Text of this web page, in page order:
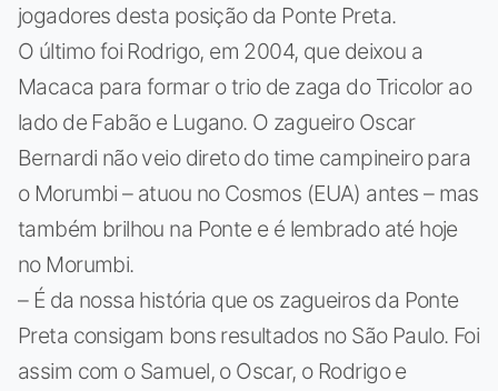
jogadores desta posição da Ponte Preta.
O último foi Rodrigo, em 2004, que deixou a
Macaca para formar o trio de zaga do Tricolor ao
lado de Fabão e Lugano. O zagueiro Oscar
Bernardi não veio direto do time campineiro para
o Morumbi – atuou no Cosmos (EUA) antes – mas
também brilhou na Ponte e é lembrado até hoje
no Morumbi.
– É da nossa história que os zagueiros da Ponte
Preta consigam bons resultados no São Paulo. Foi
assim com o Samuel, o Oscar, o Rodrigo e